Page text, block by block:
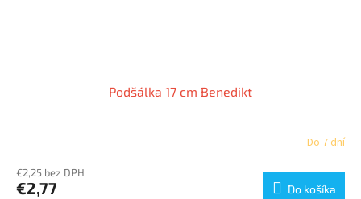
Podšálka 17 cm Benedikt
Do 7 dní
€2,25 bez DPH
€2,77 Do košíka